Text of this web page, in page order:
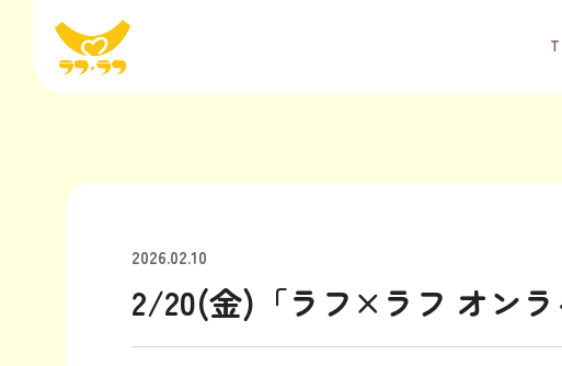
2026.02.10
2/20(金)「ラフ×ラフ オンラ